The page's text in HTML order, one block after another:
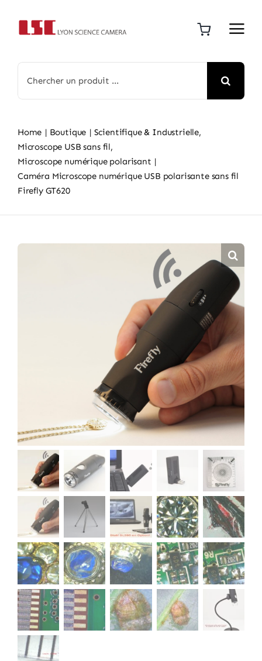
for:
Home Boutique
Scientifique & Industrielle
Microscope USB sans fil
Microscope numérique polarisant
Caméra Microscope numérique USB polarisante sans fil
Firefly GT620